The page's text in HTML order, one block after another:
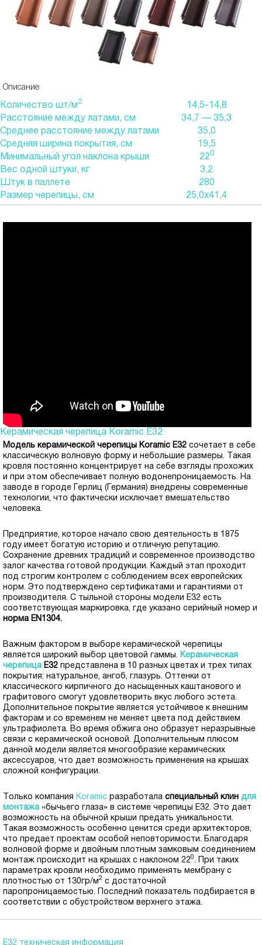
Описание
Количество шт/м2
14,5-14,8
Расстояние между латами, см
34,7 — 35,3
Среднее расстояние между латами
35,0
Средняя ширина покрытия, см
19,5
Минимальный угол наклона крыши
220
Вес одной штуки, кг
3,2
Штук в паллете
280
Размер черепицы, см
25,0х41,4
Керамическая черепица Koramic Е32
Модель керамической черепицы Koramic E32 сочетает в себе
классическую волновую форму и небольшие размеры. Такая
кровля постоянно концентрирует на себе взгляды прохожих
и при этом обеспечивает полную водонепроницаемость. На
заводе в городе Герлиц (Германия) внедрены современные
технологии, что фактически исключает вмешательство
человека.
Предприятие, которое начало свою деятельность в 1875
году имеет богатую историю и отличную репутацию.
Сохранение древних традиций и современное производство
залог качества готовой продукции. Каждый этап проходит
под строгим контролем с соблюдением всех европейских
норм. Это подтверждено сертификатами и гарантиями от
производителя. С тыльной стороны модели Е32 есть
соответствующая маркировка, где указано серийный номер и
норма EN1304.
Важным фактором в выборе керамической черепицы
является широкий выбор цветовой гаммы. Керамическая
черепицаЕ32 представлена ​​в 10 разных цветах и ​​трех типах
покрытия: натуральное, ангоб, глазурь. Оттенки от
классического кирпичного до насыщенных каштанового и
графитового смогут удовлетворить вкус любого эстета.
Дополнительное покрытие является устойчивое к внешним
факторам и со временем не меняет цвета под действием
ультрафиолета. Во время обжига оно образует неразрывные
связи с керамической основой. Дополнительным плюсом
данной модели является многообразие керамических
аксессуаров, что дает возможность применения на крышах
сложной конфигурации.
Только компания Koramic разработала специальный клин для
монтажа«бычьего глаза» в системе черепицы Е32. Это дает
возможность на обычной крыши предать уникальности.
Такая возможность особенно ценится среди архитекторов,
что предает проектам особой неповторимости. Благодаря
волновой форме и двойным плотным замковым соединением
монтаж происходит на крышах с наклоном 220. При таких
параметрах кровли необходимо применять мембрану с
плотностью от 130гр/м2 с достаточной
паропроницаемостью. Последний показатель подбирается в
соответствии с обустройством верхнего этажа.
E32 техническая информация